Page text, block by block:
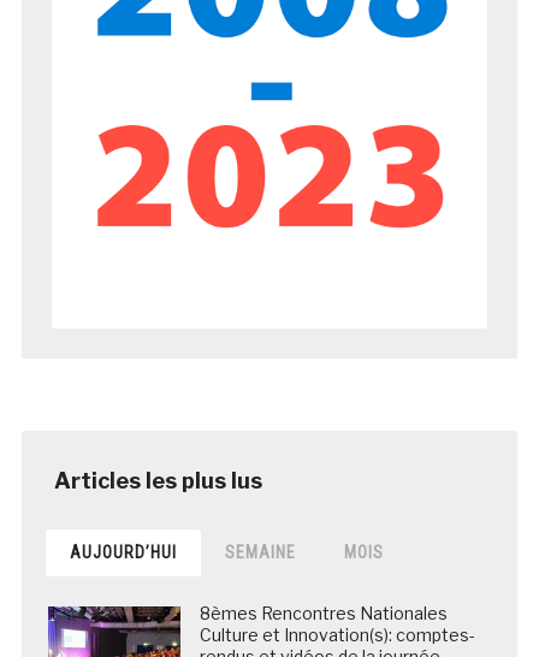
AUJOURD’HUI SEMAINE MOIS
8èmes Rencontres Nationales
Culture et Innovation(s): comptes-